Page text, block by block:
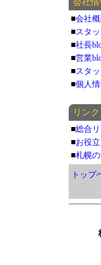
■会社
■スタ
■社長
■営業
■スタ
■個人
リンク
■総合
■お役
■札幌
トップ